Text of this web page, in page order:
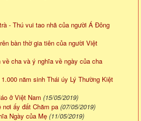
- Thú vui tao nhã của người Á Đông
bàn thờ gia tiên của người Việt
về cha và ý nghĩa về ngày của cha
năm sinh Thái úy Lý Thường Kiệt
ở Việt Nam (15/05/2019)
ấy đất Chăm pa (07/05/2019)
Ngày của Mẹ (11/05/2019)